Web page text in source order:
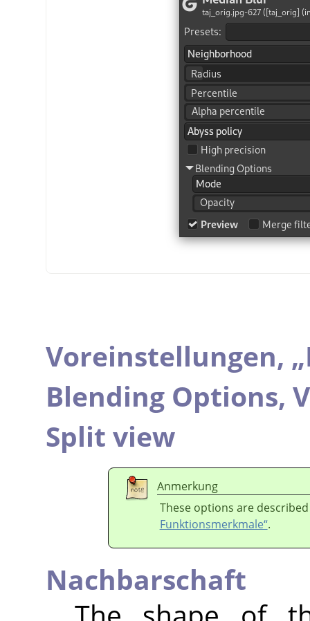
Voreinstellungen, „
Blending Options,
Split view
Anmerkung
These options are
Funktionsmerkmale“.
Nachbarschaft